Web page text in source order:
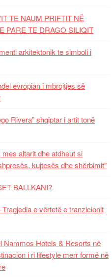
TE NAUM PRIFTIT NË
PARE TE DRAGO SILIQIT
arkitektonik te simboli i
evropian i mbrojtjes së
Rivera” shqiptar i artit tonë
mes altarit dhe atdheut si
kujtesës dhe shërbimit”
BALLKANI?
e vërtetë e tranzicionit
Nammos Hotels & Resorts në
i ri lifestyle merr formë në